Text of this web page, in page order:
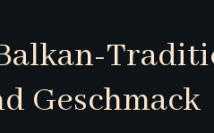
Geschmack